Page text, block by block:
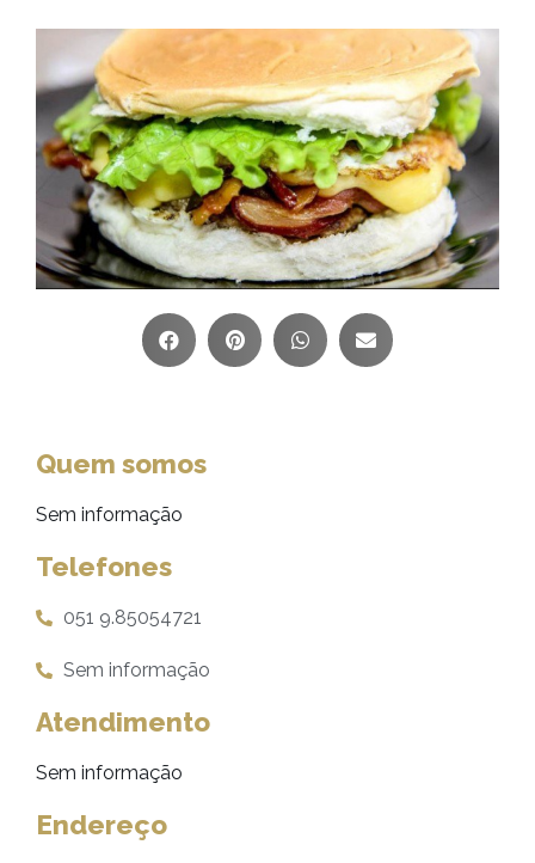
Quem somos
Sem informação
Telefones
051 9.85054721
Sem informação
Atendimento
Sem informação
Endereço